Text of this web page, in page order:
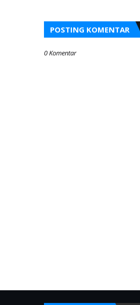
POSTING KOMENTAR
0 Komentar